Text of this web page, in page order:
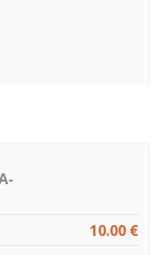
10.00 €